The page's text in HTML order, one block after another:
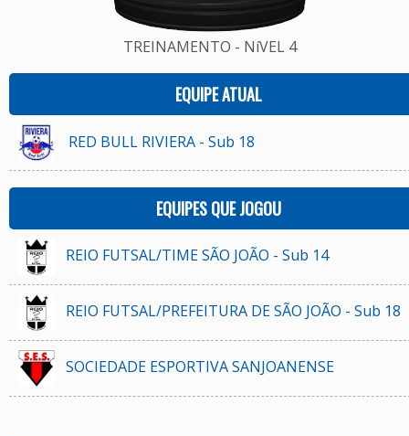
TREINAMENTO - NíVEL 4
EQUIPE ATUAL
RED BULL RIVIERA - Sub 18
EQUIPES QUE JOGOU
REIO FUTSAL/TIME SÃO JOÃO - Sub 14
REIO FUTSAL/PREFEITURA DE SÃO JOÃO - Sub 18
SOCIEDADE ESPORTIVA SANJOANENSE